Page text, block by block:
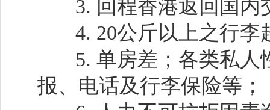
3. 回程香港返回国内
4. 20公斤以上之行李
5. 单房差；各类私人
报、电话及行李保险等；